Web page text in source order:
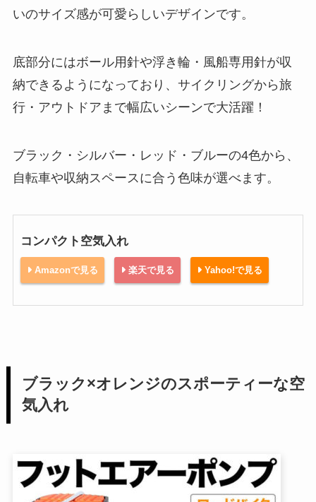
いのサイズ感が可愛らしいデザインです。
底部分にはボール用針や浮き輪・風船専用針が収
納できるようになっており、サイクリングから旅
行・アウトドアまで幅広いシーンで大活躍！
ブラック・シルバー・レッド・ブルーの4色から、
自転車や収納スペースに合う色味が選べます。
コンパクト空気入れ
Amazonで見る 楽天で見る Yahoo!で見る
ブラック×オレンジのスポーティーな空
気入れ